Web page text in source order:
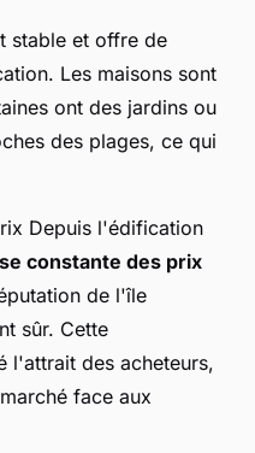
stable et offre de
Les maisons sont
ont des jardins ou
des plages, ce qui
Depuis l'édification
constante des prix
de l'île
sûr. Cette
l'attrait des acheteurs,
face aux